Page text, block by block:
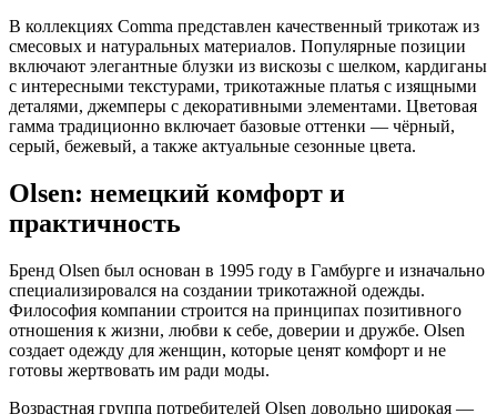
В коллекциях Comma представлен качественный трикотаж из
смесовых и натуральных материалов. Популярные позиции
включают элегантные блузки из вискозы с шелком, кардиганы
с интересными текстурами, трикотажные платья с изящными
деталями, джемперы с декоративными элементами. Цветовая
гамма традиционно включает базовые оттенки — чёрный,
серый, бежевый, а также актуальные сезонные цвета.
Olsen: немецкий комфорт и
практичность
Бренд Olsen был основан в 1995 году в Гамбурге и изначально
специализировался на создании трикотажной одежды.
Философия компании строится на принципах позитивного
отношения к жизни, любви к себе, доверии и дружбе. Olsen
создает одежду для женщин, которые ценят комфорт и не
готовы жертвовать им ради моды.
Возрастная группа потребителей Olsen довольно широкая —